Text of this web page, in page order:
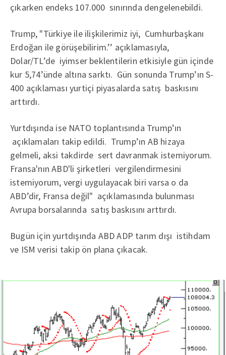
çıkarken endeks 107.000 sınırında dengelenebildi.
Trump, "Türkiye ile ilişkilerimiz iyi, Cumhurbaşkanı
Erdoğan ile görüşebilirim.’’ açıklamasıyla,
Dolar/TL’de iyimser beklentilerin etkisiyle gün içinde
kur 5,74’ünde altına sarktı. Gün sonunda Trump’ın S-
400 açıklaması yurtiçi piyasalarda satış baskısını
arttırdı.
Yurtdışında ise NATO toplantısında Trump’ın
açıklamaları takip edildi. Trump’ın AB hizaya
gelmeli, aksi takdirde sert davranmak istemiyorum.
Fransa'nın ABD'li şirketleri vergilendirmesini
istemiyorum, vergi uygulayacak biri varsa o da
ABD’dir, Fransa değil" açıklamasında bulunması
Avrupa borsalarında satış baskısını arttırdı.
Bugün için yurtdışında ABD ADP tarım dışı istihdam
ve ISM verisi takip ön plana çıkacak.